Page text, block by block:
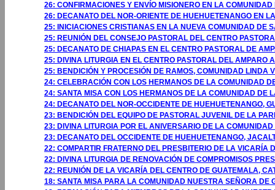
26: CONFIRMACIONES Y ENVÍO MISIONERO EN LA
26: DECANATO DEL NOR-ORIENTE DE HUEHUETENANGO EN
25: INICIACIONES CRISTIANAS EN LA NUEVA COMUNIDAD DE
25: REUNIÓN DEL CONSEJO PASTORAL DEL CENTRO
25: DECANATO DE CHIAPAS EN EL CENTRO PASTORAL DE
25: DIVINA LITURGIA EN EL CENTRO PASTORAL DEL AMPARO
25: BENDICIÓN Y PROCESIÓN DE RAMOS, COMUNIDAD LINDA
24: CELEBRACIÓN CON LOS HERMANOS DE LA COMUNIDAD
24: SANTA MISA CON LOS HERMANOS DE LA COMUNIDAD DE
24: DECANATO DEL NOR-OCCIDENTE DE HUEHUETENANGO,
23: BENDICIÓN DEL EQUIPO DE PASTORAL JUVENIL DE LA
23: DIVINA LITURGIA POR EL ANIVERSARIO DE LA
23: DECANATO DEL OCCIDENTE DE HUEHUETENANGO,
22: COMPARTIR FRATERNO DEL PRESBITERIO DE LA VICARÍA
22: DIVINA LITURGIA DE RENOVACIÓN DE COMPROMISOS
22: REUNIÓN DE LA VICARÍA DEL CENTRO DE GUATEMALA,
18: SANTA MISA PARA LA COMUNIDAD NUESTRA SEÑORA DE